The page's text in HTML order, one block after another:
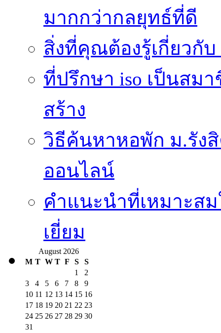
มากกว่ากลยุทธ์ที่ดี
สิ่งที่คุณต้องรู้เกี่ยวกับ
ที่ปรึกษา iso เป็นสม
สร้าง
วิธีค้นหาหอพัก ม.รัง
ออนไลน์
คำแนะนำที่เหมาะสม
เยี่ยม
August 2026
M T W T F S
S
1
2
3
4 5 6 7 8
9
10 11 12 13 14 15 16
17 18 19 20 21 22 23
24 25 26 27 28 29 30
31